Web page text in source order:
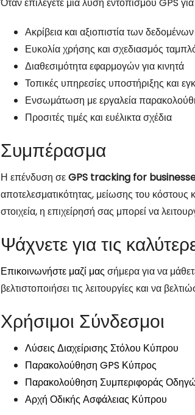
Ακρίβεια και αξιοπιστία των
Ευκολία χρήσης και σχεδιασμός
Διαθεσιμότητα εφαρμογών για κινητά
Τοπικές υπηρεσίες υποστήριξης και
Ενσωμάτωση με εργαλεία
Προσιτές τιμές και ευέλικτα σχέδια
Συμπέρασμα
Η επένδυση σεGPS tracking for
αποτελεσματικότητας, μείωσης του
στοιχεία, η επιχείρησή σας μπορεί να
Ψάχνετε για τις
Επικοινωνήστε μαζί μας σήμερα για να
βελτιστοποιήσει τις λειτουργίες και να
Χρήσιμοι Σύνδεσμοι
Λύσεις Διαχείρισης Στόλου Κύπρου
Παρακολούθηση GPS Κύπρος
Παρακολούθηση Συμπεριφοράς
Αρχή Οδικής Ασφάλειας Κύπρου